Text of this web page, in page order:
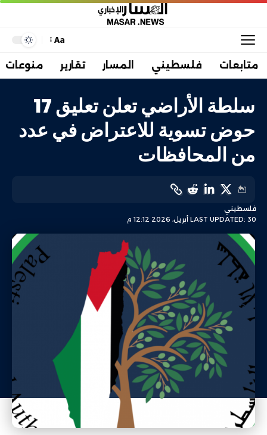
Aa
متابعات فلسطيني المسار تقارير منوعات
سلطة الأراضي تعلن تعليق 17
حوض تسوية للاعتراض في عدد
من المحافظات
LAST UPDATED: 30 أبريل، 2026 12:12 م
فلسطيني